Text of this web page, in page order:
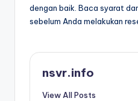
dengan baik. Baca syarat
sebelum Anda melakukan
nsvr.info
View All Posts